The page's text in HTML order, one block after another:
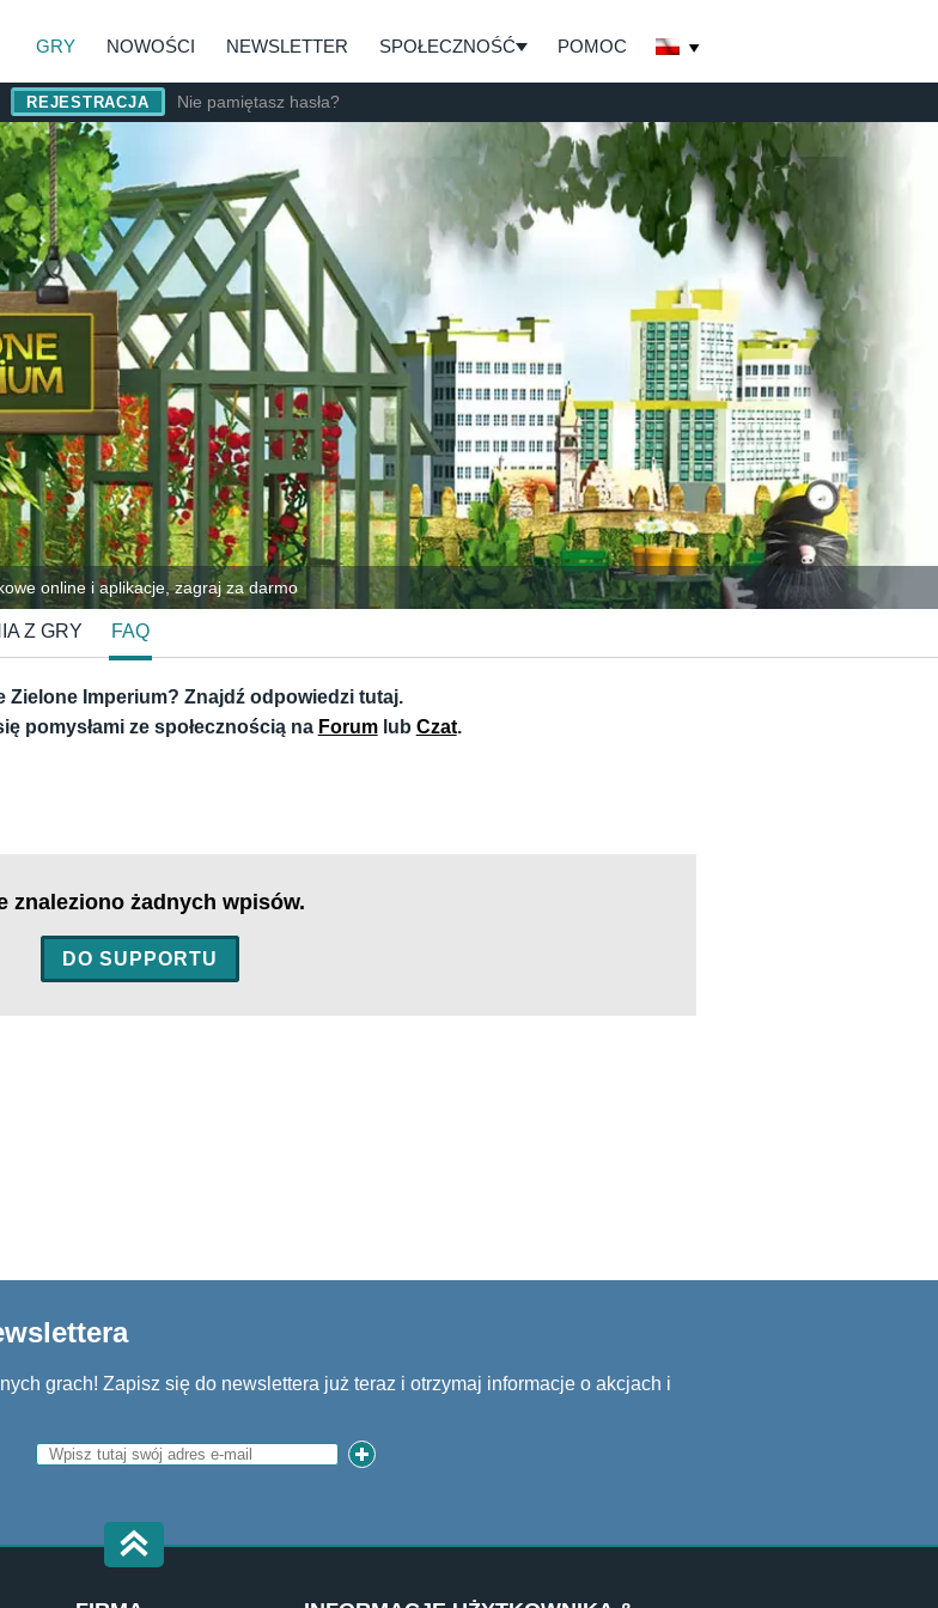
GRY NOWOŚCI NEWSLETTER SPOŁECZNOŚĆ POMOC
REJESTRACJA Nie pamiętasz hasła?
online i aplikacje, zagraj za darmo
Z GRY FAQ
Zielone Imperium? Znajdź odpowiedzi tutaj.
pomysłami ze społecznością na Forumlub Czat.
znaleziono żadnych wpisów.
DO SUPPORTU
grach! Zapisz się do newslettera już teraz i otrzymaj informacje o akcjach i